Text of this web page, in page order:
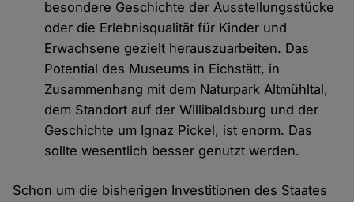
besondere Geschichte der Ausstellungsstücke
oder die Erlebnisqualität für Kinder und
Erwachsene gezielt herauszuarbeiten. Das
Potential des Museums in Eichstätt, in
Zusammenhang mit dem Naturpark Altmühltal,
dem Standort auf der Willibaldsburg und der
Geschichte um Ignaz Pickel, ist enorm. Das
sollte wesentlich besser genutzt werden.
Schon um die bisherigen Investitionen des Staates